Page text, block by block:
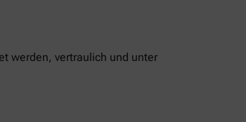
werden, vertraulich und unter